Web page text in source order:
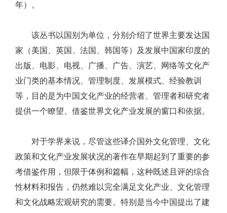
年）。
该丛书以国别为单位，分别介绍了世界主要发达国
家（美国、英国、法国、韩国等）及发展中国家印度的
出版、电影、电视、广播、广告、演艺、网络等文化产
业门类的基本情况、管理制度、发展模式、经验教训
等，目的是为中国文化产业的经营者、管理者和研究者
提供一个瞭望、借鉴世界文化产业发展的窗口和依据。
对于学界来说，尽管这些译介国外文化管理、文化
政策和文化产业发展状况的著作在早期起到了重要的参
考借鉴作用，但限于体例和篇幅，这种既述且评的综合
性材料和报告，仍然难以完全满足文化产业、文化管理
和文化战略宏观研究的需要。特别是当今中国提出了建